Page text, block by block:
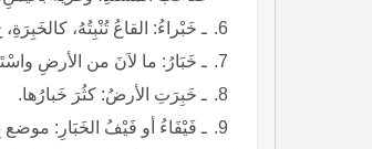
ـ خَبْراءُ: القاعُ تُنْبِتُهُ، كالخَبِرَةِ، ج: الخَبارَى والخَبارِي والخَبْرَاوَاتُ والخَبَارُ، ومَنْقَعُ الماءِ في
ـ خَبَارُ: ما لاَنَ من الأرضِ
ـ خَبِرَتِ الأرضُ: كثُرَ خَبارُها.
ـ فَيْفَاءُ أو فَيْفُ الخَبَارِ: موضع